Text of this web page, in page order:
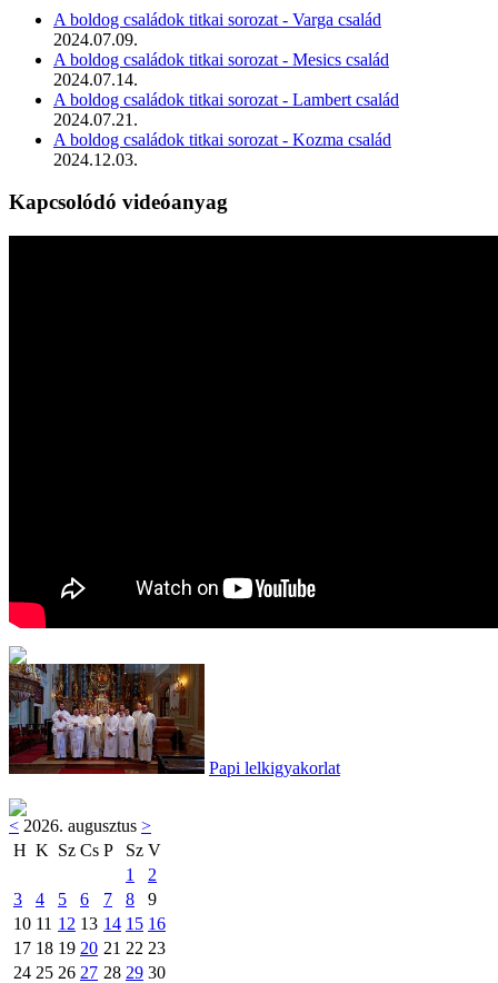
A boldog családok titkai sorozat - Varga család
2024.07.09.
A boldog családok titkai sorozat - Mesics család
2024.07.14.
A boldog családok titkai sorozat - Lambert család
2024.07.21.
A boldog családok titkai sorozat - Kozma család
2024.12.03.
Kapcsolódó videóanyag
Papi lelkigyakorlat
< 2026. augusztus >
H K Sz Cs P Sz V
1
2
3
4 5 6 7 8
9
10 11 12 13 14 15 16
17 18 19 20 21 22 23
24 25 26 27 28 29 30